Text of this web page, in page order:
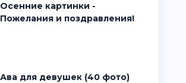
Осенние картинки -
Пожелания и поздравления!
Ава для девушек (40 фото)